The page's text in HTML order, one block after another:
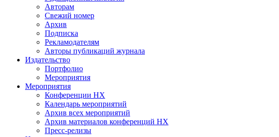
Авторам
Свежий номер
Архив
Подписка
Рекламодателям
Авторы публикаций журнала
Издательство
Портфолио
Мероприятия
Мероприятия
Конференции НХ
Календарь мероприятий
Архив всех мероприятий
Архив материалов конференций НХ
Пресс-релизы